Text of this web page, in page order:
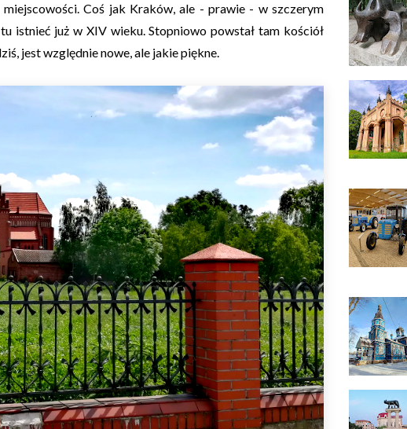
Coś jak Kraków, ale - prawie - w szczerym
istnieć już w XIV wieku. Stopniowo powstał tam kościół
jest względnie nowe, ale jakie piękne.